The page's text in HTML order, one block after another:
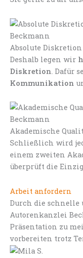
Absolute Diskretion
Deshalb legen wir
Diskretion . Dafür
Kommunikation
Akademische
Schließlich wird
einem zweiten
überprüft die
Arbeit anfordern
Durch die schnelle
Autorenkanzlei
Präsentation zu
vorbereiten trotz